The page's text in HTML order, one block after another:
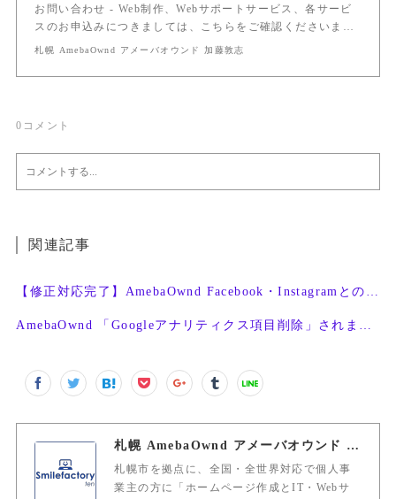
お問い合わせ - Web制作、Webサポートサービス、各サービ
スのお申込みにつきましては、こちらをご確認くださいま…
札幌 AmebaOwnd アメーバオウンド 加藤敦志
0 コメント
関連記事
【修正対応完了】AmebaOwnd Facebook・Instagramとの連携機能
AmebaOwnd 「Googleアナリティクス項目削除」されました。/ SEO対策
札幌 AmebaOwnd アメーバオウンド 加藤敦志
札幌市を拠点に、全国・全世界対応で個人事
業主の方に「ホームページ作成とIT・Webサ